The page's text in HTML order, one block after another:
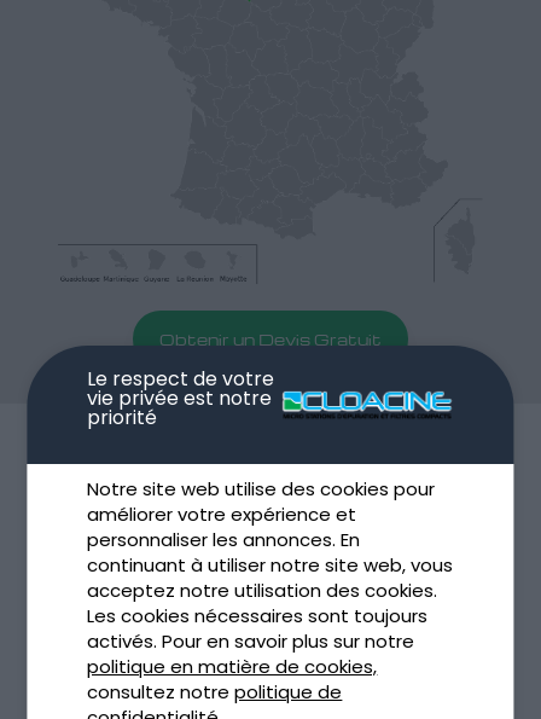
Le respect de votre
vie privée est notre
priorité
Notre site web utilise des cookies pour
améliorer votre expérience et
personnaliser les annonces. En
continuant à utiliser notre site web, vous
acceptez notre utilisation des cookies.
Les cookies nécessaires sont toujours
activés. Pour en savoir plus sur notre
politique en matière de cookies,
consultez notrepolitique de
Obtenir un Devis Gratuit
TOUS VOS BESOINS